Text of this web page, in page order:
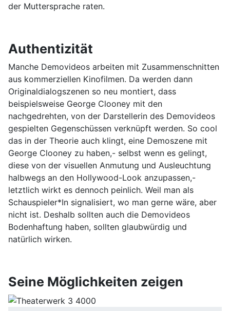
der Muttersprache raten.
Authentizität
Manche Demovideos arbeiten mit Zusammenschnitten
aus kommerziellen Kinofilmen. Da werden dann
Originaldialogszenen so neu montiert, dass
beispielsweise George Clooney mit den
nachgedrehten, von der Darstellerin des Demovideos
gespielten Gegenschüssen verknüpft werden. So cool
das in der Theorie auch klingt, eine Demoszene mit
George Clooney zu haben,- selbst wenn es gelingt,
diese von der visuellen Anmutung und Ausleuchtung
halbwegs an den Hollywood-Look anzupassen,-
letztlich wirkt es dennoch peinlich. Weil man als
Schauspieler*In signalisiert, wo man gerne wäre, aber
nicht ist. Deshalb sollten auch die Demovideos
Bodenhaftung haben, sollten glaubwürdig und
natürlich wirken.
Seine Möglichkeiten zeigen